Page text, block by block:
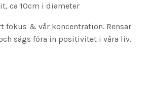
ca 10cm i diameter
fokus & vår koncentration. Rensar
sägs föra in positivitet i våra liv.